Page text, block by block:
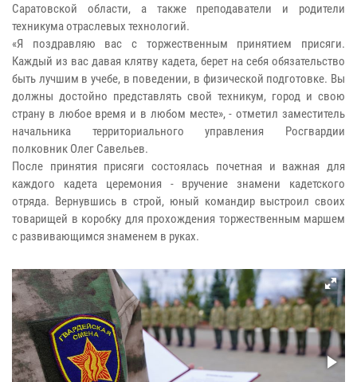
Саратовской области, а также преподаватели и родители
техникума отраслевых технологий.
«Я поздравляю вас с торжественным принятием присяги.
Каждый из вас давая клятву кадета, берет на себя обязательство
быть лучшим в учебе, в поведении, в физической подготовке. Вы
должны достойно представлять свой техникум, город и свою
страну в любое время и в любом месте», - отметил заместитель
начальника территориального управления Росгвардии
полковник Олег Савельев.
После принятия присяги состоялась почетная и важная для
каждого кадета церемония - вручение знамени кадетского
отряда. Вернувшись в строй, юный командир выстроил своих
товарищей в коробку для прохождения торжественным маршем
с развивающимся знаменем в руках.